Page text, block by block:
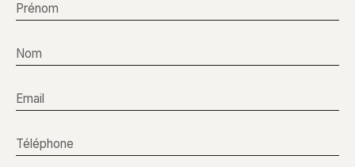
Prénom
Nom
Email
Téléphone